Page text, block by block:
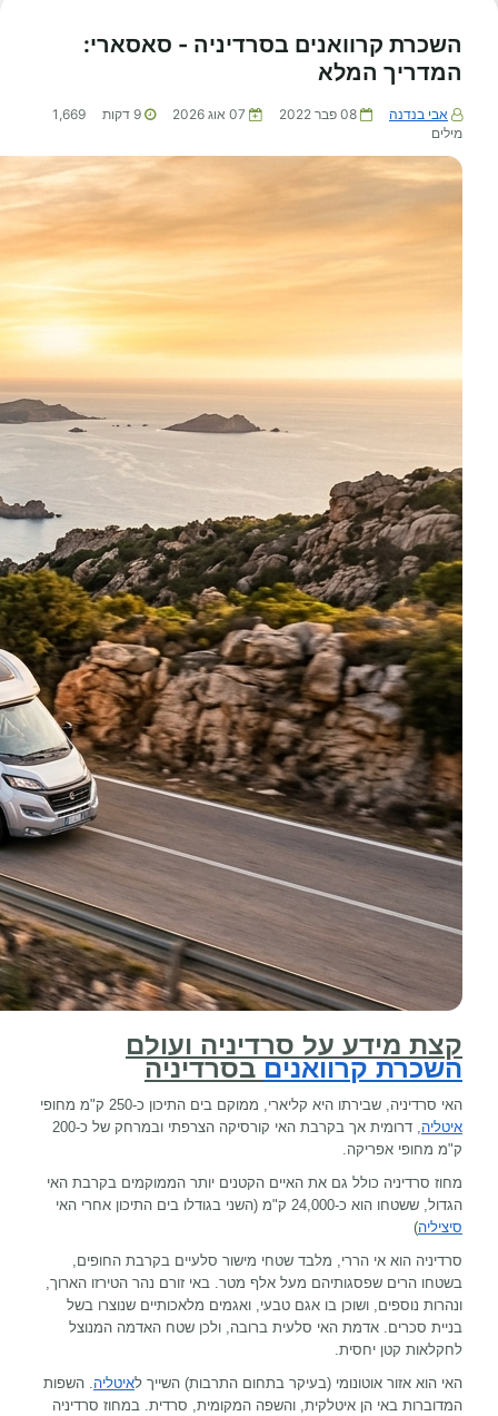
השכרת קרוואנים בסרדיניה - סאסארי:
המדריך המלא
אבי בנדנה 08 פבר 2022 07 אוג 2026 9 דקות
1,669
מילים
קצת מידע על סרדיניה ועולם
השכרת קרוואניםבסרדיניה
האי סרדיניה, שבירתו היא קליארי, ממוקם בים התיכון כ-250 ק"מ מחופי
איטליה
, דרומית אך בקרבת האי קורסיקה הצרפתי ובמרחק של כ-200
ק"מ מחופי אפריקה.
מחוז סרדיניה כולל גם את האיים הקטנים יותר הממוקמים בקרבת האי
הגדול, ששטחו הוא כ-24,000 ק"מ (השני בגודלו בים התיכון אחרי האי
סיציליה)
סרדיניה הוא אי הררי, מלבד שטחי מישור סלעיים בקרבת החופים,
בשטחו הרים שפסגותיהם מעל אלף מטר. באי זורם נהר הטירזו הארוך,
ונהרות נוספים, ושוכן בו אגם טבעי, ואגמים מלאכותיים שנוצרו בשל
בניית סכרים. אדמת האי סלעית ברובה, ולכן שטח האדמה המנוצל
לחקלאות קטן יחסית.
האי הוא אזור אוטונומי (בעיקר בתחום התרבות) השייך לאיטליה. השפות
המדוברות באי הן איטלקית, והשפה המקומית, סרדית. במחוז סרדיניה